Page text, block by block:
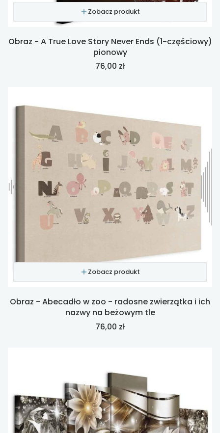
Zobacz produkt
Obraz - A True Love Story Never Ends (1-częściowy)
pionowy
Cena
76,00 zł
Zobacz produkt
Obraz - Abecadło w zoo - radosne zwierzątka i ich
nazwy na beżowym tle
Cena
76,00 zł